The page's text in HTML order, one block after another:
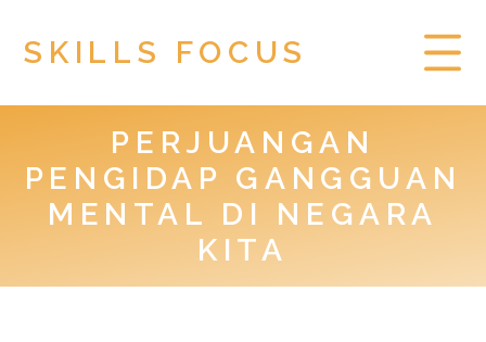
SKILLS FOCUS
PRIVACY POLICY
TOGEL HONGKONG
PERJUANGAN
PENGIDAP GANGGUAN
MENTAL DI NEGARA
KITA